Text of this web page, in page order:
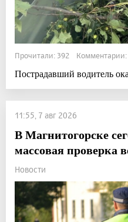
Прочитали: 392 Комментарии:
Пострадавший водитель
11:55, 7 авг 2026
В Магнитогорске
массовая проверка
Новости